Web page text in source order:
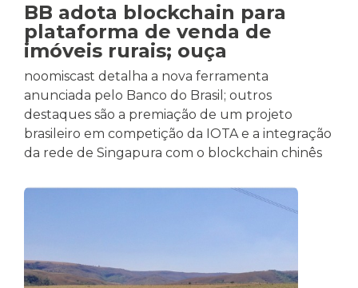
BB adota blockchain para
plataforma de venda de
imóveis rurais; ouça
noomiscast detalha a nova ferramenta
anunciada pelo Banco do Brasil; outros
destaques são a premiação de um projeto
brasileiro em competição da IOTA e a integração
da rede de Singapura com o blockchain chinês